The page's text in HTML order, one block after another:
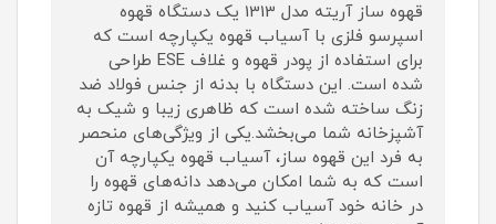
قهوه ساز آریته مدل 1313 یک دستگاه قهوه
اسپرسو فلزی با آسیاب قهوه یکپارچه است که
برای استفاده از پودر قهوه و غلاف ESE طراحی
شده است. این دستگاه با بدنه از جنس فولاد ضد
زنگ ساخته شده است که ظاهری زیبا و شیک به
آشپزخانه شما می‌بخشد.یکی از ویژگی‌های منحصر
به فرد این قهوه ساز، آسیاب قهوه یکپارچه آن
است که به شما امکان می‌دهد دانه‌های قهوه را
در خانه خود آسیاب کنید و همیشه از قهوه تازه